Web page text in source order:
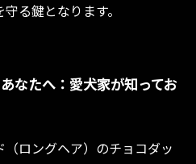
る鍵となります。
なたへ：愛犬家が知ってお
ロングヘア）のチョコダッ